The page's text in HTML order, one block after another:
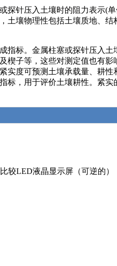
探针压入土壤时的阻力表示(
土壤物理性包括土壤质地、结
指标。金属柱塞或探针压入土
楔子等，这些对测定值也有影
实度可预测土壤承载量、耕性
标，用于评价土壤耕性。紧实
LED液晶显示屏（可逆的）